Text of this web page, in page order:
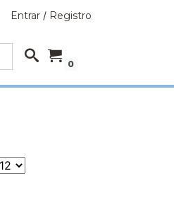
Entrar / Registro
0